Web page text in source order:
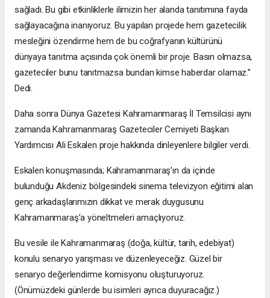
sağladı. Bu gibi etkinliklerle ilimizin her alanda tanıtımına fayda
sağlayacağına inanıyoruz. Bu yapılan projede hem gazetecilik
mesleğini özendirme hem de bu coğrafyanın kültürünü
dünyaya tanıtma açısında çok önemli bir proje. Basın olmazsa,
gazeteciler bunu tanıtmazsa bundan kimse haberdar olamaz.”
Dedi.
Daha sonra Dünya Gazetesi Kahramanmaraş İl Temsilcisi aynı
zamanda Kahramanmaraş Gazeteciler Cemiyeti Başkan
Yardımcısı Ali Eskalen proje hakkında dinleyenlere bilgiler verdi.
Eskalen konuşmasında; Kahramanmaraş’ın da içinde
bulunduğu Akdeniz bölgesindeki sinema televizyon eğitimi alan
genç arkadaşlarımızın dikkat ve merak duygusunu
Kahramanmaraş’a yöneltmeleri amaçlıyoruz.
Bu vesile ile Kahramanmaraş (doğa, kültür, tarih, edebiyat)
konulu senaryo yarışması ve düzenleyeceğiz. Güzel bir
senaryo değerlendirme komisyonu oluşturuyoruz.
(Önümüzdeki günlerde bu isimleri ayrıca duyuracağız.)